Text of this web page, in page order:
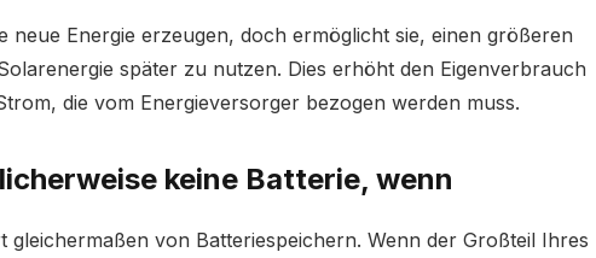
neue Energie erzeugen, doch ermöglicht sie, einen größeren
später zu nutzen. Dies erhöht den Eigenverbrauch
die vom Energieversorger bezogen werden muss.
keine Batterie, wenn
gleichermaßen von Batteriespeichern. Wenn der Großteil Ihres